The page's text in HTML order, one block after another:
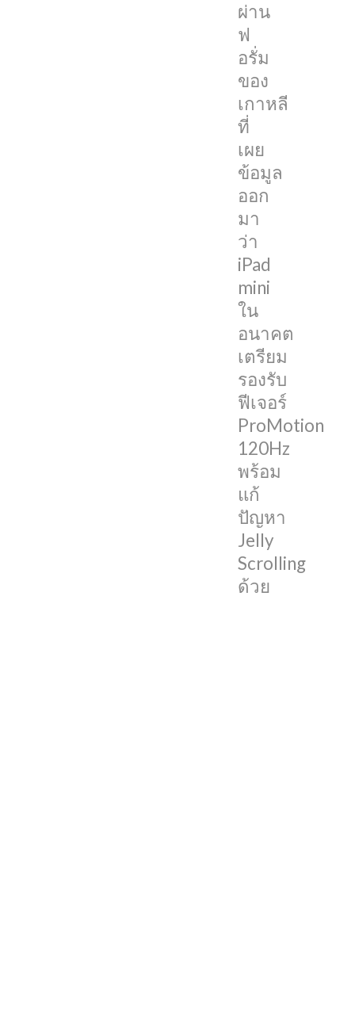
ผ่าน
ฟ
อรั่ม
ของ
เกาหลี
ที่
เผย
ข้อมูล
ออก
มา
ว่า
iPad
mini
ใน
อนาคต
เตรียม
รองรับ
ฟีเจอร์
ProMotion
120Hz
พร้อม
แก้
ปัญหา
Jelly
Scrolling
ด้วย
iPad
mini
รุ่น
ที่
6
ที่
เพิ่ง
เปิด
ตัว
ไป
ใน
เดือน
กันยายน
ที่
ผ่าน
มา
มา
พร้อม
กับ
ดีไซน์
ใหม่
คล้าย
กับ
iPad
Pro
และ